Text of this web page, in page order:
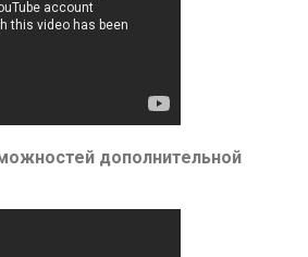
дополнительной